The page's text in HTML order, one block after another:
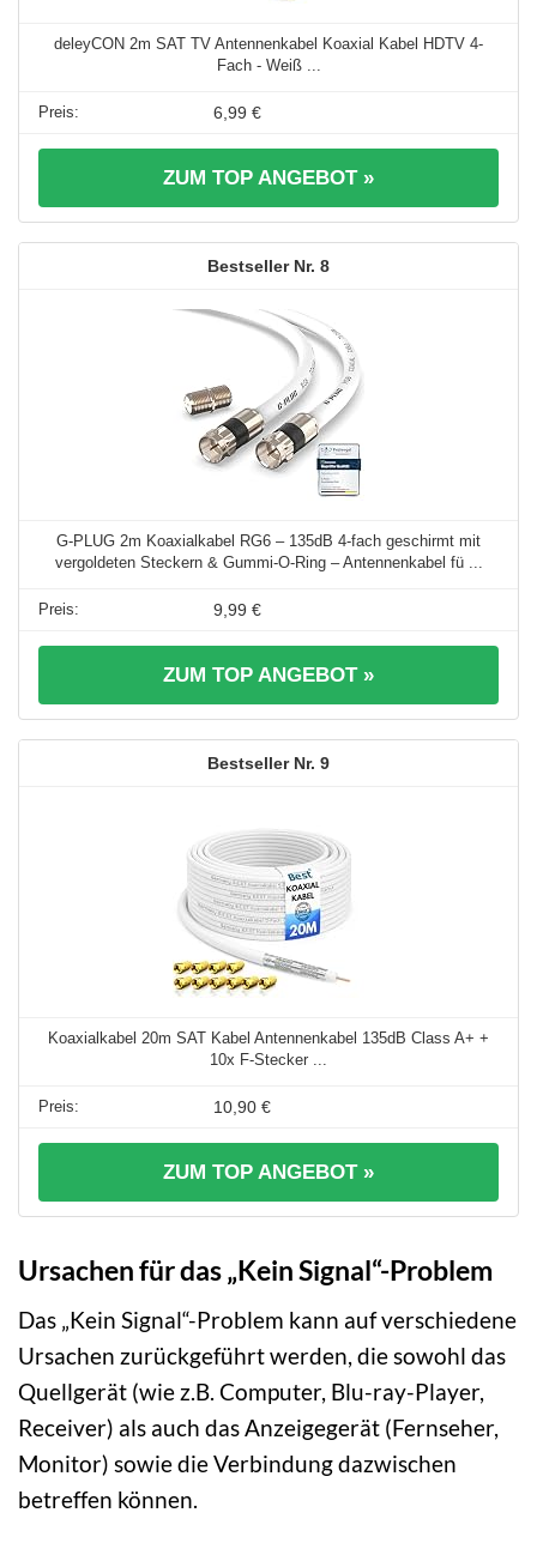
deleyCON 2m SAT TV Antennenkabel Koaxial Kabel HDTV 4-
Fach - Weiß ...
6,99 €
ZUM TOP ANGEBOT »
8
G-PLUG 2m Koaxialkabel RG6 – 135dB 4-fach geschirmt mit
vergoldeten Steckern & Gummi-O-Ring – Antennenkabel fü ...
9,99 €
ZUM TOP ANGEBOT »
9
Koaxialkabel 20m SAT Kabel Antennenkabel 135dB Class A+ +
10x F-Stecker ...
10,90 €
ZUM TOP ANGEBOT »
Ursachen für das „Kein Signal“-Problem
Das „Kein Signal“-Problem kann auf verschiedene
Ursachen zurückgeführt werden, die sowohl das
Quellgerät (wie z.B. Computer, Blu-ray-Player,
Receiver) als auch das Anzeigegerät (Fernseher,
Monitor) sowie die Verbindung dazwischen
betreffen können.